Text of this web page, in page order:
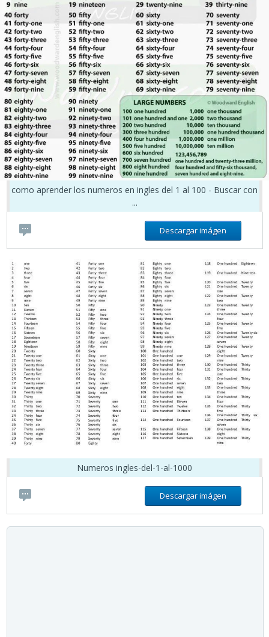
como aprender los numeros en ingles del 1 al 100 - Buscar con
...
Descargar imágen
Numeros ingles-del-1-al-1000
Descargar imágen